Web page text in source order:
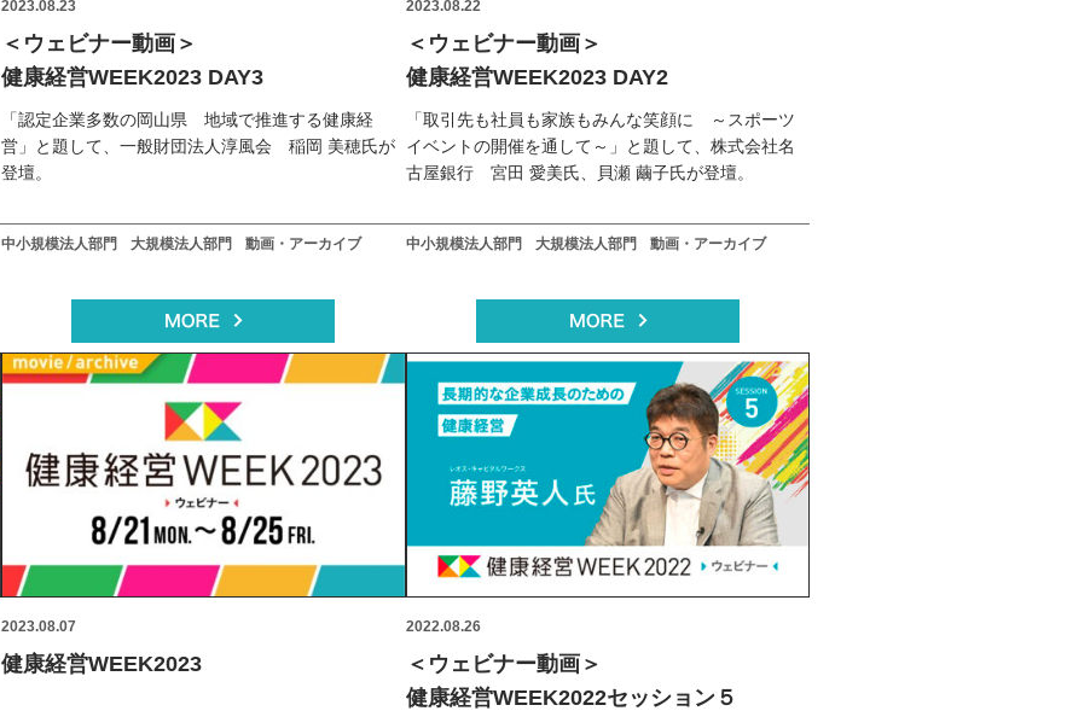
2023.08.23
＜ウェビナー動画＞
健康経営WEEK2023 DAY3
「認定企業多数の岡山県 地域で推進する健康経
営」と題して、一般財団法人淳風会 稲岡 美穂氏が
登壇。
中小規模法人部門 大規模法人部門 動画・アーカイブ
2023.08.22
＜ウェビナー動画＞
健康経営WEEK2023 DAY2
「取引先も社員も家族もみんな笑顔に ～スポーツ
イベントの開催を通して～」と題して、株式会社名
古屋銀行 宮田 愛美氏、貝瀬 繭子氏が登壇。
中小規模法人部門 大規模法人部門 動画・アーカイブ
2023.08.07
健康経営WEEK2023
2022.08.26
＜ウェビナー動画＞
健康経営WEEK2022セッション５